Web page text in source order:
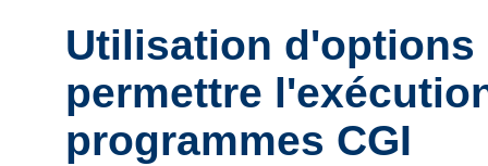
Utilisation
permettre
programmes CGI